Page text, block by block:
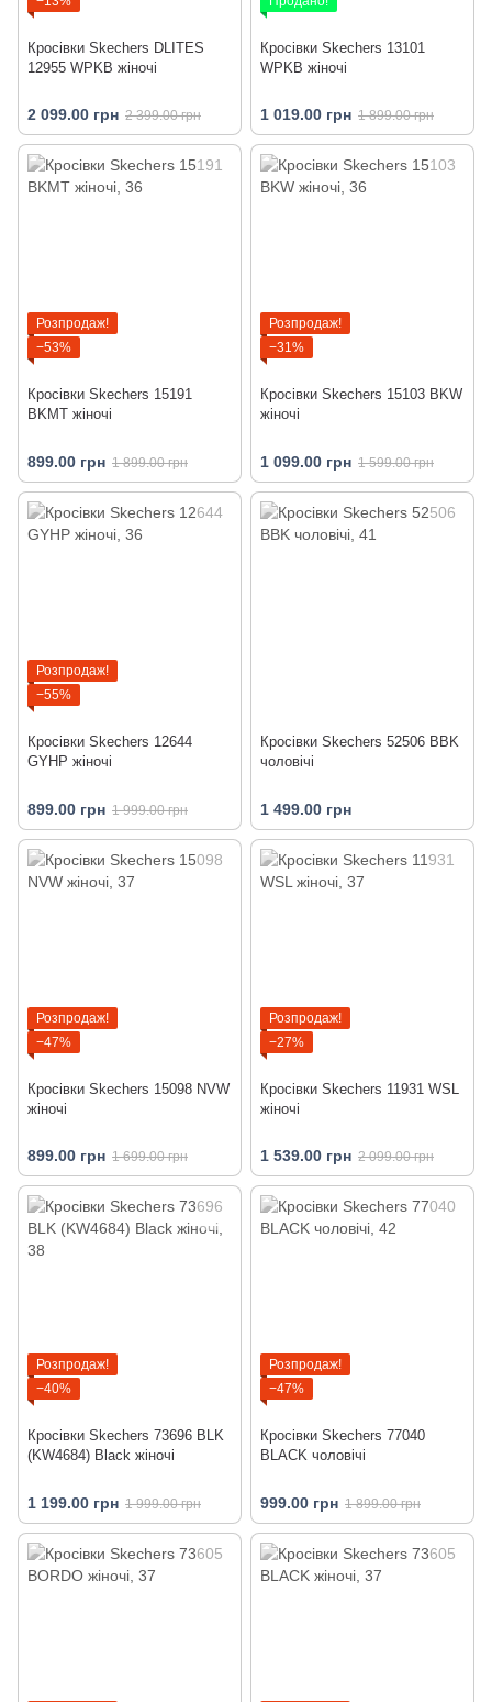
Кросівки Skechers DLITES
12955 WPKB жіночі
2 099.00 грн 2 399.00 грн
Кросівки Skechers 13101
WPKB жіночі
1 019.00 грн 1 899.00 грн
Розпродаж!
−53%
Кросівки Skechers 15191
BKMT жіночі
899.00 грн 1 899.00 грн
Розпродаж!
−31%
Кросівки Skechers 15103 BKW
жіночі
1 099.00 грн 1 599.00 грн
Розпродаж!
−55%
Кросівки Skechers 12644
GYHP жіночі
899.00 грн 1 999.00 грн
Кросівки Skechers 52506 BBK
чоловічі
1 499.00 грн
Розпродаж!
−47%
Кросівки Skechers 15098 NVW
жіночі
899.00 грн 1 699.00 грн
Розпродаж!
−27%
Кросівки Skechers 11931 WSL
жіночі
1 539.00 грн 2 099.00 грн
Розпродаж!
−40%
Кросівки Skechers 73696 BLK
(KW4684) Black жіночі
1 199.00 грн 1 999.00 грн
Розпродаж!
−47%
Кросівки Skechers 77040
BLACK чоловічі
999.00 грн 1 899.00 грн